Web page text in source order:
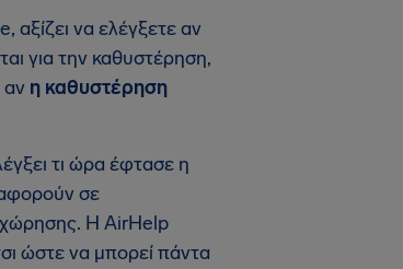
αξίζει να ελέγξετε αν
για την καθυστέρηση,
αν η καθυστέρηση
τι ώρα έφτασε η
αφορούν σε
Η AirHelp
ώστε να μπορεί πάντα